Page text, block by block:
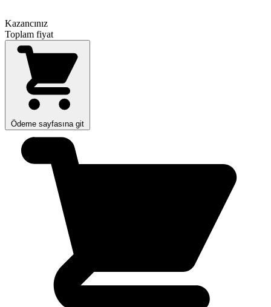
Kazancınız
Toplam fiyat
Ödeme sayfasına git